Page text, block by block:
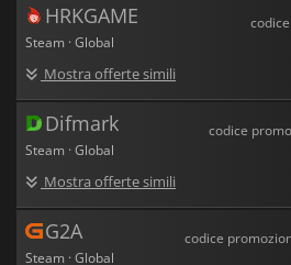
HRKGAME
Steam · Global
Mostra offerte simili
Difmark
Steam · Global
Mostra offerte simili
codice
G2A
Steam · Global
codice